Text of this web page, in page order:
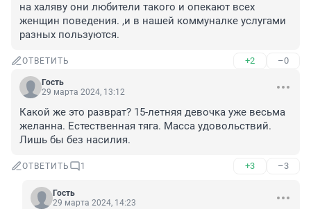
на халяву они любители такого и опекают всех
женщин поведения. ,и в нашей коммуналке услугами
разных пользуются.
ОТВЕТИТЬ +2 –0
Гость
29 марта 2024, 13:12
Какой же это разврат? 15-летняя девочка уже весьма
желанна. Естественная тяга. Масса удовольствий.
Лишь бы без насилия.
ОТВЕТИТЬ 1 +3 –3
Гость
29 марта 2024, 14:23